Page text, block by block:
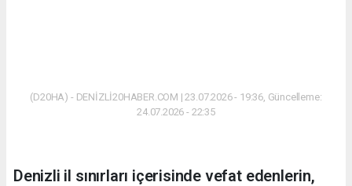
(D20HA) - DENİZLİ20HABER.COM | 23.07.2026 - 19:36, Güncelleme:
24.07.2026 - 22:35
Denizli il sınırları içerisinde vefat edenlerin,